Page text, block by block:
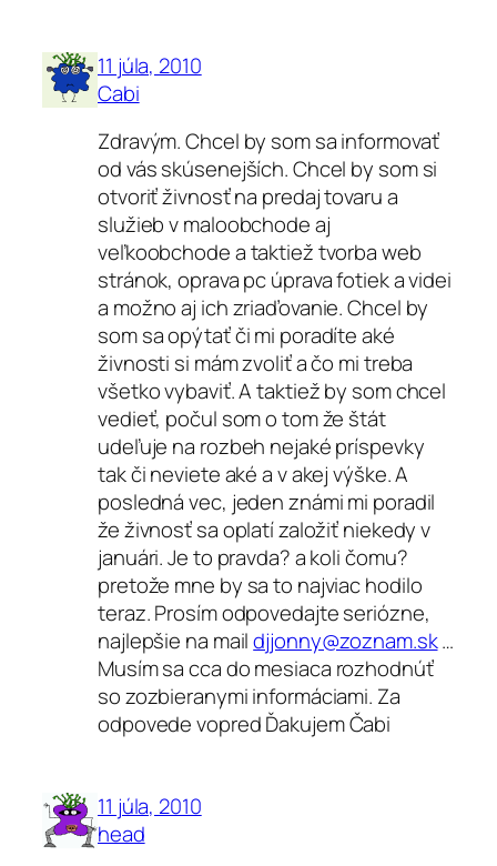
11 júla, 2010
Cabi
Zdravým. Chcel by som sa informovať
od vás skúsenejších. Chcel by som si
otvoriť živnosť na predaj tovaru a
služieb v maloobchode aj
veľkoobchode a taktiež tvorba web
stránok, oprava pc úprava fotiek a videi
a možno aj ich zriaďovanie. Chcel by
som sa opýtať či mi poradíte aké
živnosti si mám zvoliť a čo mi treba
všetko vybaviť. A taktiež by som chcel
vedieť, počul som o tom že štát
udeľuje na rozbeh nejaké príspevky
tak či neviete aké a v akej výške. A
posledná vec, jeden známi mi poradil
že živnosť sa oplatí založiť niekedy v
januári. Je to pravda? a koli čomu?
pretože mne by sa to najviac hodilo
teraz. Prosím odpovedajte seriózne,
najlepšie na maildjjonny@zoznam.sk…
Musím sa cca do mesiaca rozhodnúť
so zozbieranymi informáciami. Za
odpovede vopred Ďakujem Čabi
11 júla, 2010
head